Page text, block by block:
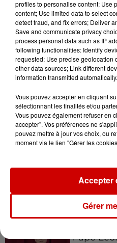
auront à leur
moyens
illustrer et
rendant ce
particulièrement
ludique même
initié.
Jean-Stéphane
(chant/basse/
Michel (chant/
(chant/
Infos
Pape
profiles to personalise content; Use
content; Use limited data to select
detect fraud, and fix errors; Deliver
Save and communicate privacy
process personal data such as IP
following functionalities: Identify
requested; Use precise geolocation
other data sources; Link different
information transmitted automatically.
Vous pouvez accepter en cliquant
sélectionnant les finalités et/ou
Vous pouvez également refuser en
accepter". Vos préférences ne
pouvez mettre à jour vos choix, ou
moment via le lien "Gérer les
Gérer
Accepter